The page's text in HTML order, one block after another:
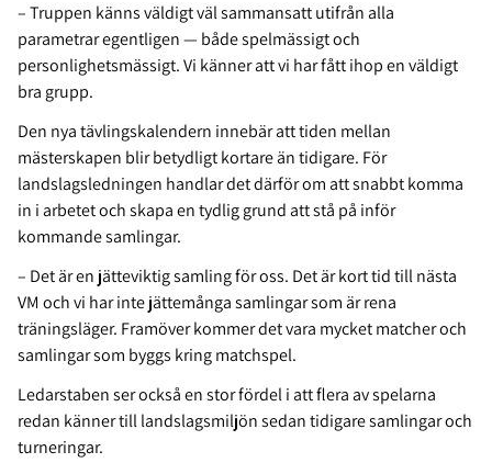
– Truppen känns väldigt väl sammansatt utifrån alla
parametrar egentligen — både spelmässigt och
personlighetsmässigt. Vi känner att vi har fått ihop en väldigt
bra grupp.
Den nya tävlingskalendern innebär att tiden mellan
mästerskapen blir betydligt kortare än tidigare. För
landslagsledningen handlar det därför om att snabbt komma
in i arbetet och skapa en tydlig grund att stå på inför
kommande samlingar.
– Det är en jätteviktig samling för oss. Det är kort tid till nästa
VM och vi har inte jättemånga samlingar som är rena
träningsläger. Framöver kommer det vara mycket matcher och
samlingar som byggs kring matchspel.
Ledarstaben ser också en stor fördel i att flera av spelarna
redan känner till landslagsmiljön sedan tidigare samlingar och
turneringar.